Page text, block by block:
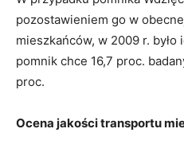
pozostawieniem go w
mieszkańców, w 2009 r.
pomnik chce 16,7 proc.
proc.
Ocena jakości transportu